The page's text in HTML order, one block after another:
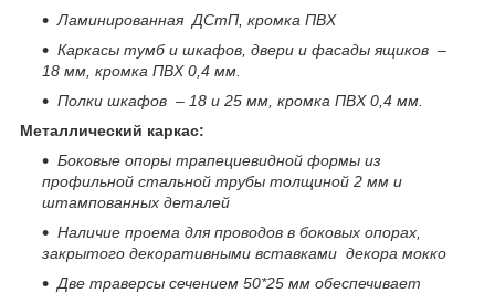
Ламинированная ДСтП, кромка ПВХ
Каркасы тумб и шкафов, двери и фасады ящиков –
18 мм, кромка ПВХ 0,4 мм.
Полки шкафов – 18 и 25 мм, кромка ПВХ 0,4 мм.
Металлический каркас:
Боковые опоры трапециевидной формы из
профильной стальной трубы толщиной 2 мм и
штампованных деталей
Наличие проема для проводов в боковых опорах,
закрытого декоративными вставками декора мокко
Две траверсы сечением 50*25 мм обеспечивает